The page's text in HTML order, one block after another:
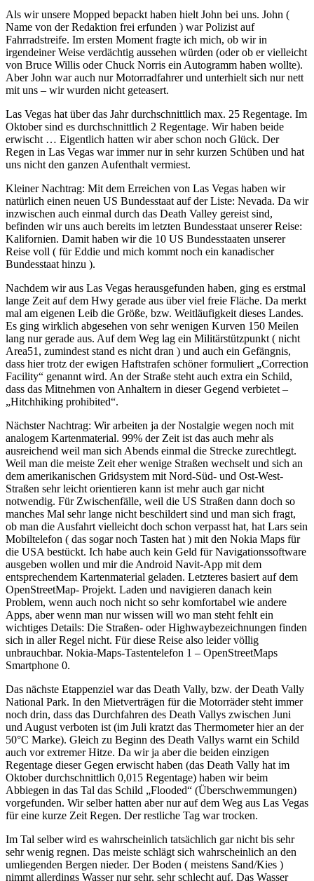
Als wir unsere Mopped bepackt haben hielt John bei uns. John (
Name von der Redaktion frei erfunden ) war Polizist auf
Fahrradstreife. Im ersten Moment fragte ich mich, ob wir in
irgendeiner Weise verdächtig aussehen würden (oder ob er vielleicht
von Bruce Willis oder Chuck Norris ein Autogramm haben wollte).
Aber John war auch nur Motorradfahrer und unterhielt sich nur nett
mit uns – wir wurden nicht geteasert.
Las Vegas hat über das Jahr durchschnittlich max. 25 Regentage. Im
Oktober sind es durchschnittlich 2 Regentage. Wir haben beide
erwischt … Eigentlich hatten wir aber schon noch Glück. Der
Regen in Las Vegas war immer nur in sehr kurzen Schüben und hat
uns nicht den ganzen Aufenthalt vermiest.
Kleiner Nachtrag: Mit dem Erreichen von Las Vegas haben wir
natürlich einen neuen US Bundesstaat auf der Liste: Nevada. Da wir
inzwischen auch einmal durch das Death Valley gereist sind,
befinden wir uns auch bereits im letzten Bundesstaat unserer Reise:
Kalifornien. Damit haben wir die 10 US Bundesstaaten unserer
Reise voll ( für Eddie und mich kommt noch ein kanadischer
Bundesstaat hinzu ).
Nachdem wir aus Las Vegas herausgefunden haben, ging es erstmal
lange Zeit auf dem Hwy gerade aus über viel freie Fläche. Da merkt
mal am eigenen Leib die Größe, bzw. Weitläufigkeit dieses Landes.
Es ging wirklich abgesehen von sehr wenigen Kurven 150 Meilen
lang nur gerade aus. Auf dem Weg lag ein Militärstützpunkt ( nicht
Area51, zumindest stand es nicht dran ) und auch ein Gefängnis,
dass hier trotz der ewigen Haftstrafen schöner formuliert „Correction
Facility“ genannt wird. An der Straße steht auch extra ein Schild,
dass das Mitnehmen von Anhaltern in dieser Gegend verbietet –
„Hitchhiking prohibited“.
Nächster Nachtrag: Wir arbeiten ja der Nostalgie wegen noch mit
analogem Kartenmaterial. 99% der Zeit ist das auch mehr als
ausreichend weil man sich Abends einmal die Strecke zurechtlegt.
Weil man die meiste Zeit eher wenige Straßen wechselt und sich an
dem amerikanischen Gridsystem mit Nord-Süd- und Ost-West-
Straßen sehr leicht orientieren kann ist mehr auch gar nicht
notwendig. Für Zwischenfälle, weil die US Straßen dann doch so
manches Mal sehr lange nicht beschildert sind und man sich fragt,
ob man die Ausfahrt vielleicht doch schon verpasst hat, hat Lars sein
Mobiltelefon ( das sogar noch Tasten hat ) mit den Nokia Maps für
die USA bestückt. Ich habe auch kein Geld für Navigationssoftware
ausgeben wollen und mir die Android Navit-App mit dem
entsprechendem Kartenmaterial geladen. Letzteres basiert auf dem
OpenStreetMap- Projekt. Laden und navigieren danach kein
Problem, wenn auch noch nicht so sehr komfortabel wie andere
Apps, aber wenn man nur wissen will wo man steht fehlt ein
wichtiges Details: Die Straßen- oder Highwaybezeichnungen finden
sich in aller Regel nicht. Für diese Reise also leider völlig
unbrauchbar. Nokia-Maps-Tastentelefon 1 – OpenStreetMaps
Smartphone 0.
Das nächste Etappenziel war das Death Vally, bzw. der Death Vally
National Park. In den Mietverträgen für die Motorräder steht immer
noch drin, dass das Durchfahren des Death Vallys zwischen Juni
und August verboten ist (im Juli kratzt das Thermometer hier an der
50°C Marke). Gleich zu Beginn des Death Vallys warnt ein Schild
auch vor extremer Hitze. Da wir ja aber die beiden einzigen
Regentage dieser Gegen erwischt haben (das Death Vally hat im
Oktober durchschnittlich 0,015 Regentage) haben wir beim
Abbiegen in das Tal das Schild „Flooded“ (Überschwemmungen)
vorgefunden. Wir selber hatten aber nur auf dem Weg aus Las Vegas
für eine kurze Zeit Regen. Der restliche Tag war trocken.
Im Tal selber wird es wahrscheinlich tatsächlich gar nicht bis sehr
sehr wenig regnen. Das meiste schlägt sich wahrscheinlich an den
umliegenden Bergen nieder. Der Boden ( meistens Sand/Kies )
nimmt allerdings Wasser nur sehr, sehr schlecht auf. Das Wasser